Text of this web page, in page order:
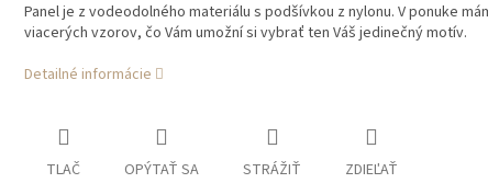
Panel je z vodeodolného materiálu s podšívkou z nylonu. V ponuke
viacerých vzorov, čo Vám umožní si vybrať ten Váš jedinečný motív.
Detailné informácie
TLAČ OPÝTAŤ SA STRÁŽIŤ ZDIEĽAŤ